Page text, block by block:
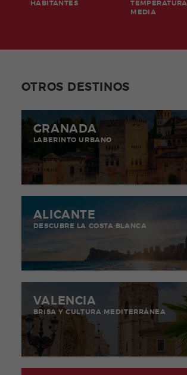
HABITANTES
TEMPERATURA
MEDIA
OTROS DESTINOS
GRANADA
LABERINTO URBANO
ALICANTE
DESCUBRE LA COSTA BLANCA
VALENCIA
BRISA Y CULTURA MEDITERRÁNEA